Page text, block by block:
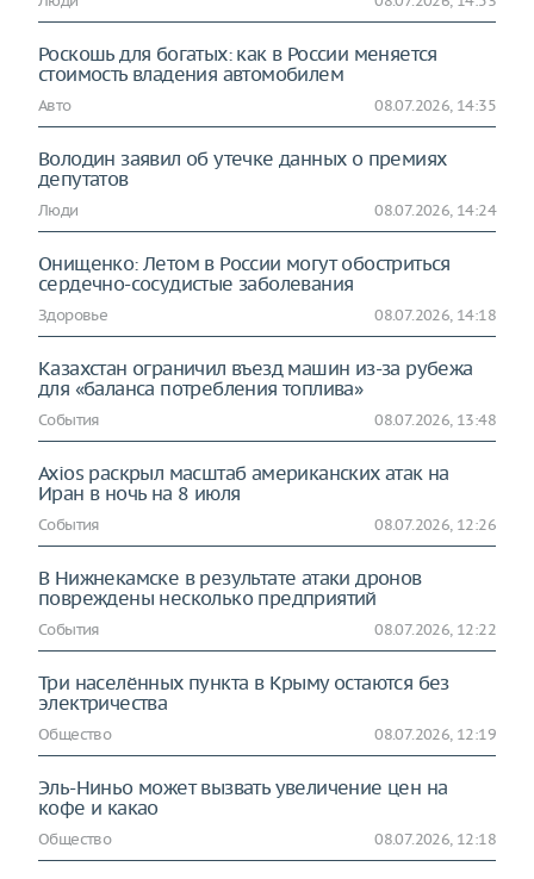
Роскошь для богатых: как в России меняется
стоимость владения автомобилем
Авто 08.07.2026, 14:35
Володин заявил об утечке данных о премиях
депутатов
Люди 08.07.2026, 14:24
Онищенко: Летом в России могут обостриться
сердечно-сосудистые заболевания
Здоровье 08.07.2026, 14:18
Казахстан ограничил въезд машин из-за рубежа
для «баланса потребления топлива»
События 08.07.2026, 13:48
Axios раскрыл масштаб американских атак на
Иран в ночь на 8 июля
События 08.07.2026, 12:26
В Нижнекамске в результате атаки дронов
повреждены несколько предприятий
События 08.07.2026, 12:22
Три населённых пункта в Крыму остаются без
электричества
Общество 08.07.2026, 12:19
Эль-Ниньо может вызвать увеличение цен на
кофе и какао
Общество 08.07.2026, 12:18